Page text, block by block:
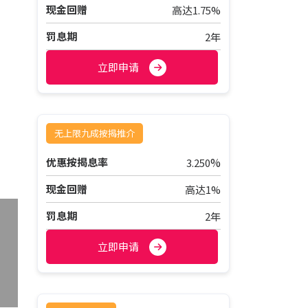
现金回赠
高达1.75%
罚息期
2年
立即申请
无上限九成按揭推介
优惠按揭息率 3.250%
现金回赠
高达1%
罚息期
2年
立即申请